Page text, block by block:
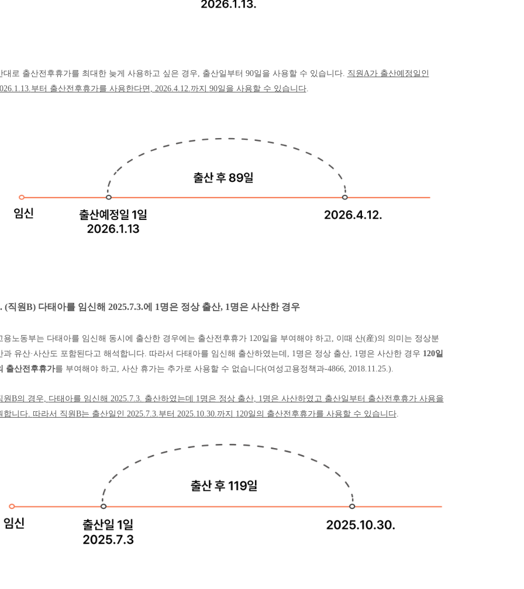
대로 출산전후휴가를 최대한 늦게 사용하고 싶은 경우 출산일부터 90일을 사용할 수 있습니다. 직원 A가 출산예정일인
부터 출산전후휴가를 사용한다면 , 2026.4.12. 까지 90일을 사용할 수 있습니다.
(직원B) 다태아를 임신해 2025.7.3.에 1명은 정상 출산, 1명은 사산한 경우
용노동부는 다태아를 임신해 동시에 출산한 경우에는 출산전후휴가 120일을 부여해야 하고 이때 산(産)의 의미는 정상분
과 유산·사산도 포함된다고 해석합니다. 따라서 다태아를 임신해 출산하였는데 , 1 명은 정상 출산, 1 명은 사산한 경우 120일
출산전후휴가를 부여해야 하고 사산 휴가는 추가로 사용할 수 없습니다(여성고용정책과-4866, 2018.11.25.)
원 B의 경우 다태아를 임신해 2025.7.3. 출산하였는데 1 명은 정상 출산, 1 명은 사산하였고 출산일부터 출산전후휴가 사용을
합니다. 따라서 직원 B는 출산일인 2025.7.3. 부터 2025.10.30. 까지 120일의 출산전후휴가를 사용할 수 있습니다.